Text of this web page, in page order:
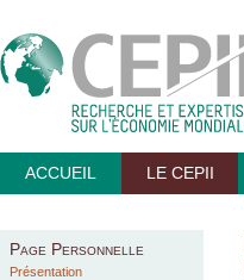
ACCUEIL LE CEPII
Page Personnelle
Présentation